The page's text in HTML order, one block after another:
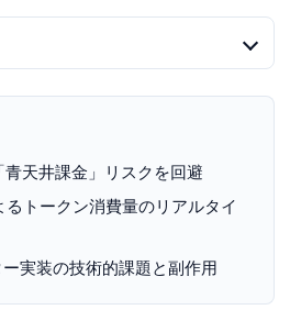
天井課金」リスクを回避
トークン消費量のリアルタイ
実装の技術的課題と副作用